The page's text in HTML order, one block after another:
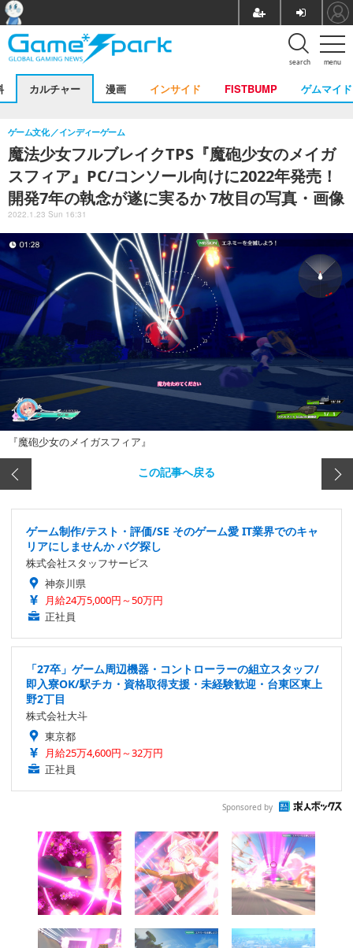
menu
search
カルチャー 漫画 インサイド FISTBUMP ゲムマイド
魔法少女フルブレイクTPS『魔砲少女のメイガ
スフィア』PC/コンソール向けに2022年発売！
開発7年の執念が遂に実るか 7枚目の写真・画像
ゲーム文化 インディーゲーム
2022.1.23 Sun 16:31
『魔砲少女のメイガスフィア』
この記事へ戻る
ゲーム制作/テスト・評価/SE そのゲーム愛 IT業界でのキャ
リアにしませんか バグ探し
株式会社スタッフサービス
神奈川県
月給24万5,000円～50万円
正社員
「27卒」ゲーム周辺機器・コントローラーの組立スタッフ/
即入寮OK/駅チカ・資格取得支援・未経験歓迎・台東区東上
野2丁目
株式会社大斗
東京都
月給25万4,600円～32万円
正社員
Sponsored by